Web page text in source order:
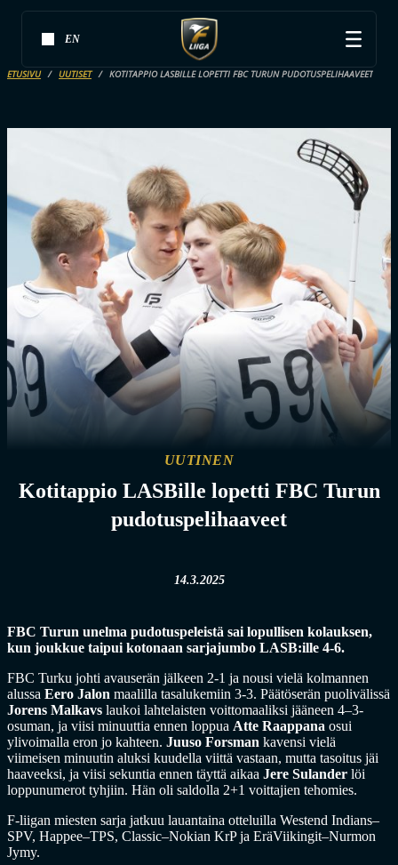
EN
ETUSIVU UUTISET KOTITAPPIO LASBILLE LOPETTI FBC TURUN PUDOTUSPELIHAAVEET
UUTINEN
Kotitappio LASBille lopetti FBC Turun
pudotuspelihaaveet
14.3.2025
FBC Turun unelma pudotuspeleistä sai lopullisen kolauksen,
kun joukkue taipui kotonaan sarjajumbo LASB:ille 4-6.
FBC Turku johti avauserän jälkeen 2-1 ja nousi vielä kolmannen
alussa Eero Jalon maalilla tasalukemiin 3-3. Päätöserän puolivälissä
Jorens Malkavs laukoi lahtelaisten voittomaaliksi jääneen 4–3-
osuman, ja viisi minuuttia ennen loppua Atte Raappana osui
ylivoimalla eron jo kahteen. Juuso Forsman kavensi vielä
viimeisen minuutin aluksi kuudella viittä vastaan, mutta tasoitus jäi
haaveeksi, ja viisi sekuntia ennen täyttä aikaa Jere Sulander löi
loppunumerot tyhjiin. Hän oli saldolla 2+1 voittajien tehomies.
F-liigan miesten sarja jatkuu lauantaina otteluilla Westend Indians–
SPV, Happee–TPS, Classic–Nokian KrP ja EräViikingit–Nurmon
Jymy.